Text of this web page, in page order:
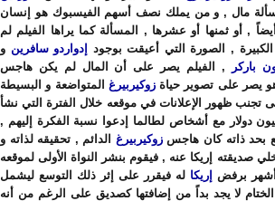
مال , و من يملك نصف أسهم الفيسبوك هو إنسان
, أو ثمنها أو عشرها , المسألة كما يراها الفيلم لم
, الصورة التي أعيقت بوجود
إدواردو سافرين و
باركر
, الفيلم يصر على أن المال لم يكن هاجس
يصر على تصوير حياةزوكيربيرغ المتواضعة و البسيطة
تجنب ظهور الإعلانات في موقعه خلال الفترة التي نشأ
موافقته على تسويةٍ بقيمة 65 مليون دولار مع أشخاص لطالما إدعوا نسبة الفكرة إليهم ,
بحد ذاته كان هاجسزوكيربيرغ الدائم , تحقيقه لذاته و
صديقته إريكا عنه , فيقوم بنشر النواة الأولى لموقعه
أشهر برفض
إريكا له فيقرر على إثر ذلك التوسع ليشمل
لا يجد بداً من إضافتها كصديق على الرغم من أنه